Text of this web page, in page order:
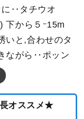
‥タチウオ
下から５ｰ15m
と,合わせのタ
ながら‥ポッン
オススメ★